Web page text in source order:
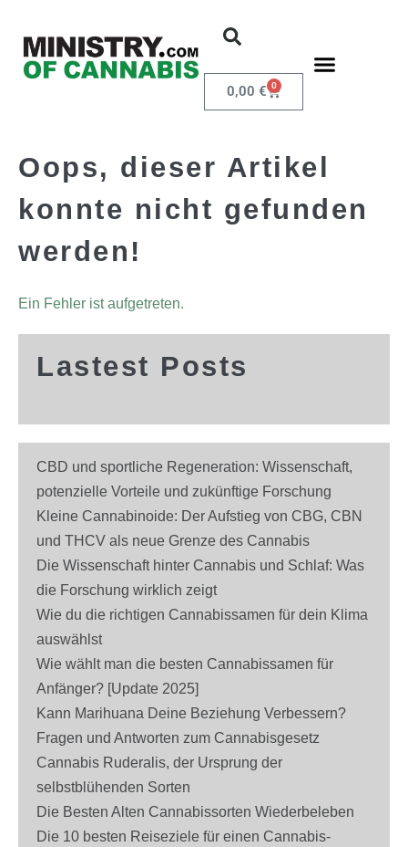
0,00 € 0
Oops, dieser Artikel
konnte nicht gefunden
werden!
Ein Fehler ist aufgetreten.
Lastest Posts
CBD und sportliche Regeneration: Wissenschaft,
potenzielle Vorteile und zukünftige Forschung
Kleine Cannabinoide: Der Aufstieg von CBG, CBN
und THCV als neue Grenze des Cannabis
Die Wissenschaft hinter Cannabis und Schlaf: Was
die Forschung wirklich zeigt
Wie du die richtigen Cannabissamen für dein Klima
auswählst
Wie wählt man die besten Cannabissamen für
Anfänger? [Update 2025]
Kann Marihuana Deine Beziehung Verbessern?
Fragen und Antworten zum Cannabisgesetz
Cannabis Ruderalis, der Ursprung der
selbstblühenden Sorten
Die Besten Alten Cannabissorten Wiederbeleben
Die 10 besten Reiseziele für einen Cannabis-